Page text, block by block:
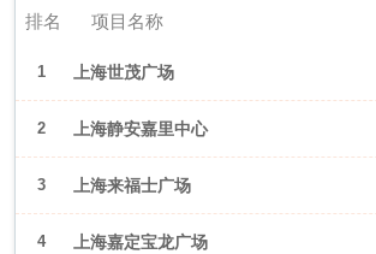
排名 项目名称
1 上海世茂广场
2 上海静安嘉里中心
3 上海来福士广场
4 上海嘉定宝龙广场